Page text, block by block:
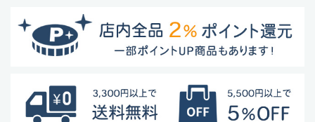
日用品・雑貨
バッグ・カート